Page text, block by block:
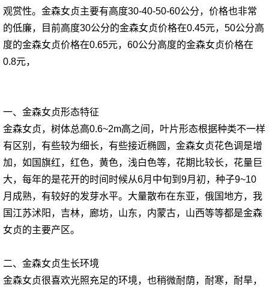
观赏性。金森女贞主要有高度30-40-50-60公分，价格也非常
的低廉，目前高度30公分的金森女贞价格在0.45元，50公分高
度的金森女贞价格在0.65元，60公分高度的金森女贞价格在
0.8元，
一、金森女贞形态特征
金森女贞，树体总高0.6~2m高之间，叶片形态根据种类不一样
有区别，有些较为细长，有些接近椭圆，金森女贞花色调是增
加，如国旗红，红色，黄色，浅白色等，花期比较长，花量巨
大，每年的是花开的时间时候从6月中旬到9月初，种子9~10
月成熟，有较好的发芽水平。大量散布在东亚，俄国地方，我
国江苏沭阳，吉林，廊坊，山东，内蒙古，山西等等都是金森
女贞的主要产区。
二、金森女贞生长环境
金森女贞很喜欢光照充足的环境，也稍微耐荫，耐寒，耐旱，